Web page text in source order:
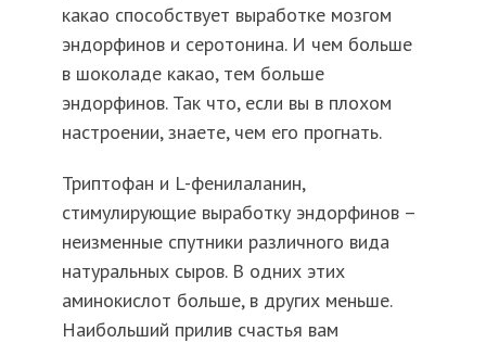
какао способствует выработке мозгом
эндорфинов и серотонина. И чем больше
в шоколаде какао, тем больше
эндорфинов. Так что, если вы в плохом
настроении, знаете, чем его прогнать.
Триптофан и L-фенилаланин,
стимулирующие выработку эндорфинов –
неизменные спутники различного вида
натуральных сыров. В одних этих
аминокислот больше, в других меньше.
Наибольший прилив счастья вам